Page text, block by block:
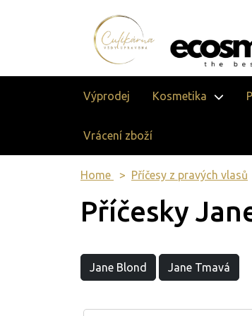
Výprodej Kosmetika
Vrácení zboží
Home Příčesy z pravých vlasů
Příčesky
Jane Blond Jane Tmavá